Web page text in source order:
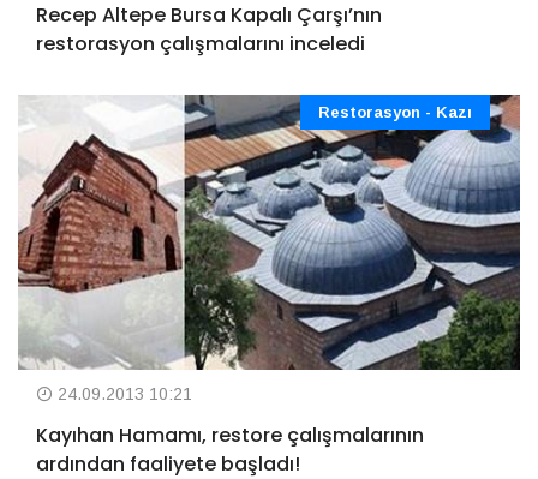
Recep Altepe Bursa Kapalı Çarşı’nın
restorasyon çalışmalarını inceledi
Restorasyon - Kazı
24.09.2013 10:21
Kayıhan Hamamı, restore çalışmalarının
ardından faaliyete başladı!